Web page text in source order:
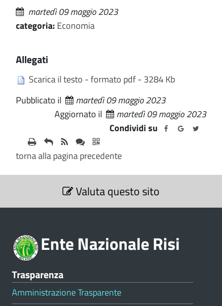
martedì 09 maggio 2023
categoria: Economia
Allegati
Scarica il testo - formato pdf - 3284 Kb
Pubblicato il
martedì 09 maggio 2023
Aggiornato il
martedì 09 maggio 2023
Condividi su
torna alla pagina precedente
S
z
Valuta questo sito
Ente Nazionale Risi
Trasparenza
Amministrazione Trasparente